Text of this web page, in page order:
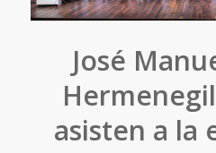
José
asisten a la